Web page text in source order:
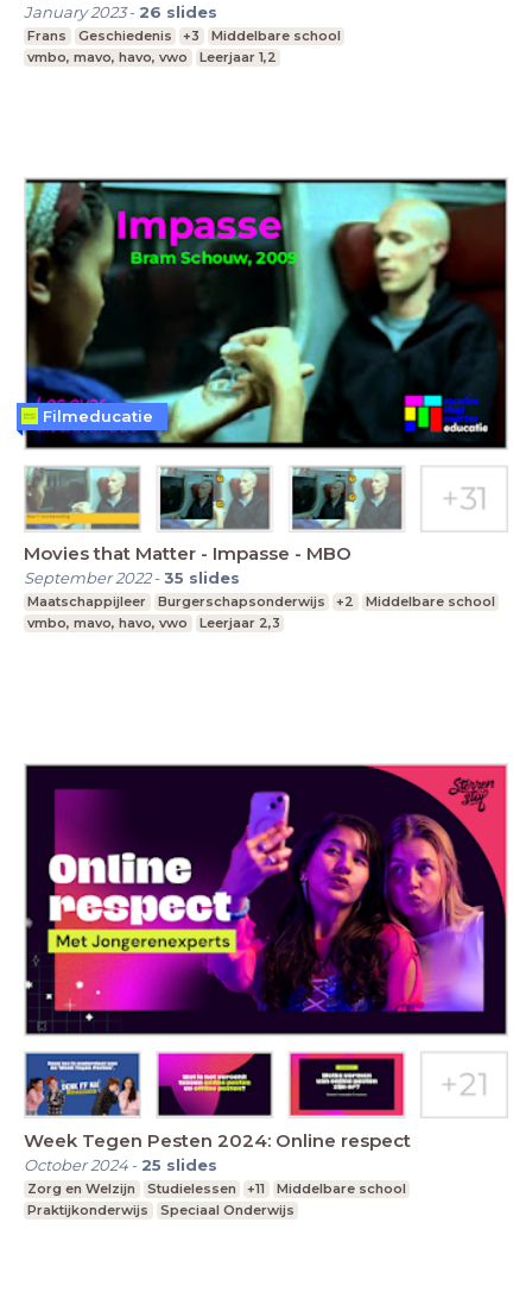
January 2023- 26 slides
Frans Geschiedenis +3
Middelbare school
vmbo, mavo, havo, vwo
Leerjaar 1,2
Movies that Matter - Impasse - MBO
September 2022-35 slides
Maatschappijleer Burgerschapsonderwijs +2
Middelbare school
vmbo, mavo, havo, vwo
Leerjaar 2,3
Filmeducatie
Week Tegen Pesten 2024: Online respect
October 2024- 25 slides
Zorg en Welzijn Studielessen +11
Middelbare school
Praktijkonderwijs
Speciaal Onderwijs